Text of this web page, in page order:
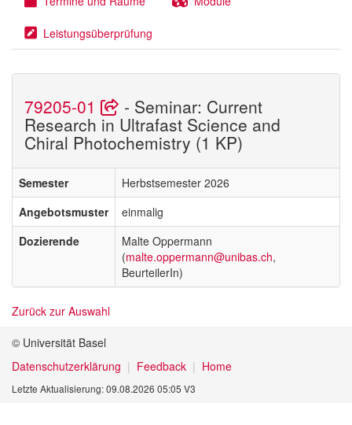
Leistungsüberprüfung
79205-01 - Seminar: Current
Research in Ultrafast Science and
Chiral Photochemistry (1 KP)
Semester
Herbstsemester 2026
Angebotsmuster
einmalig
Dozierende
Malte Oppermann
(malte.oppermann@unibas.ch,
BeurteilerIn)
Zurück zur Auswahl
© Universität Basel
Datenschutzerklärung
Feedback Home
Letzte Aktualisierung: 09.08.2026 05:05 V3